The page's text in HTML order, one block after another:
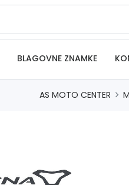
BLAGOVNE ZNAMKE
AS MOTO CENTER